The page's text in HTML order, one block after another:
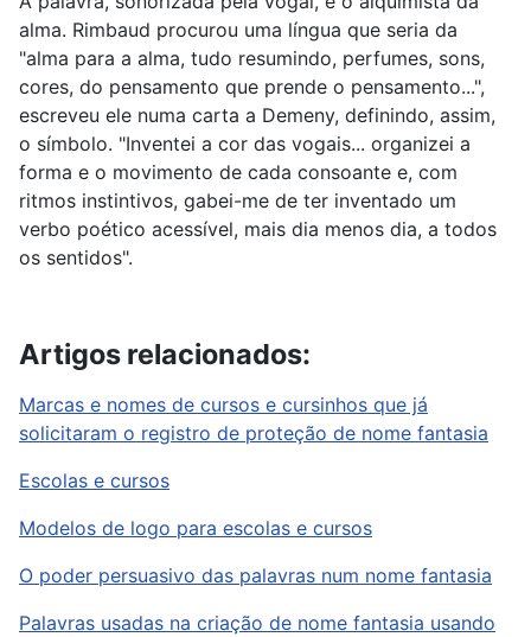
alma. Rimbaud procurou uma língua que seria da
"alma para a alma, tudo resumindo, perfumes, sons,
cores, do pensamento que prende o pensamento...",
escreveu ele numa carta a Demeny, definindo, assim,
o símbolo. "Inventei a cor das vogais... organizei a
forma e o movimento de cada consoante e, com
ritmos instintivos, gabei-me de ter inventado um
verbo poético acessível, mais dia menos dia, a todos
os sentidos".
Artigos relacionados:
Marcas e nomes de cursos e cursinhos que já
solicitaram o registro de proteção de nome fantasia
Escolas e cursos
Modelos de logo para escolas e cursos
O poder persuasivo das palavras num nome fantasia
Palavras usadas na criação de nome fantasia usando